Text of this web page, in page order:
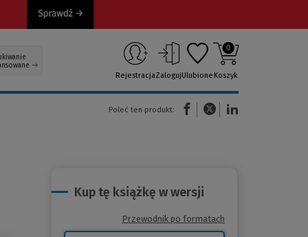
RejestracjaZalogujUlubione
0
Koszyk
Poleć ten produkt:
(Nowe okno)(Link do innej strony)
Kup tę książkę w wersji
Przewodnik po formatach